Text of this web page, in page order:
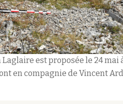
est proposée le 24 mai
en compagnie de Vincent Ard